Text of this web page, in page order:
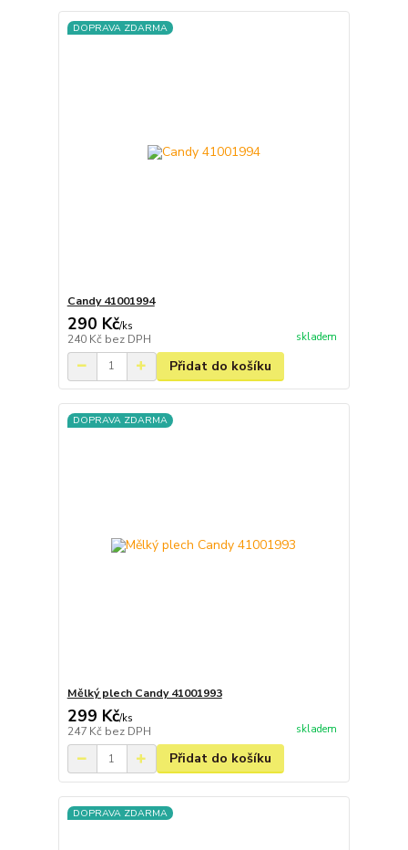
DOPRAVA ZDARMA
Candy 41001994
290 Kč/ks
240 Kč bez DPH skladem
Přidat do košíku
DOPRAVA ZDARMA
Mělký plech Candy 41001993
299 Kč/ks
247 Kč bez DPH skladem
Přidat do košíku
DOPRAVA ZDARMA